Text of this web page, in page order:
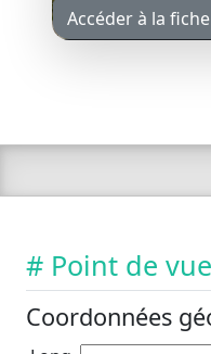
Accéder à la
# Point de
Coordonnées